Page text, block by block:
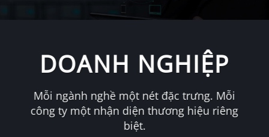
DOANH NGHIỆP
Mỗi ngành nghề một nét đặc trưng. Mỗi
công ty một nhận diện thương hiệu riêng
biệt.